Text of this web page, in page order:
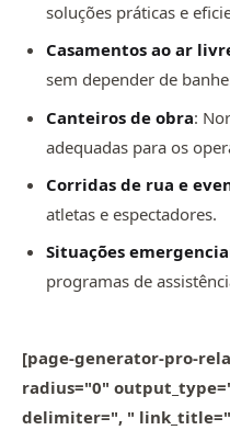
soluções práticas e
Casamentos ao ar
sem depender de
Canteiros de obra:
adequadas para os
Corridas de rua e
atletas e espectadores.
Situações
programas de
[page-generator-pro-
radius="0"
delimiter=", "